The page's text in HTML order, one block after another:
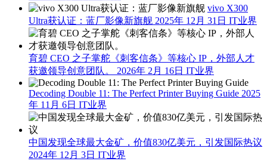
vivo X300
Ultra获认证：蓝厂影像新旗舰 2025年 12月 31日 IT业界
育碧 CEO 之子掌舵《刺客信条》等核心 IP，外部人才
获邀领导创意团队。 2026年 2月 16日 IT业界
Decoding Double 11: The Perfect Printer Buying Guide 2025
年 11月 6日 IT业界
中国发现全球最大金矿，价值830亿美元，引发国际热议
2024年 12月 3日 IT业界